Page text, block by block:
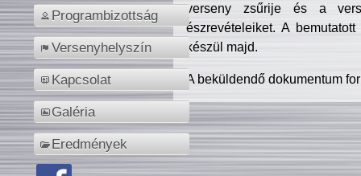
Programbizottság
Versenyhelyszín
Kapcsolat
Galéria
Eredmények
verseny zsűrije és a
észrevételeiket. A
készül majd.
A beküldendő dokumentum